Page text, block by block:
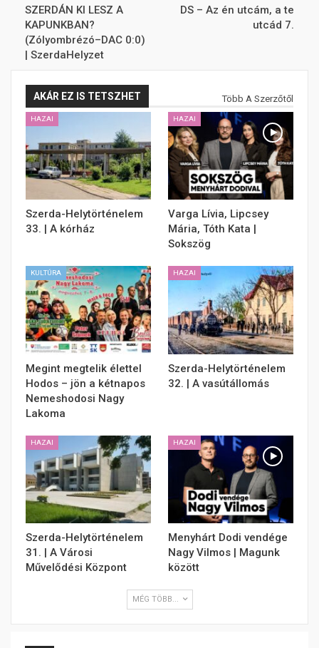
SZERDÁN KI LESZ A
KAPUNKBAN?
(Zólyombrézó–DAC 0:0)
| SzerdaHelyzet
DS – Az én utcám, a te
utcád 7.
AKÁR EZ IS TETSZHET Több A Szerzőtől
HAZAI
Szerda-Helytörténelem
33. | A kórház
HAZAI
Varga Lívia, Lipcsey
Mária, Tóth Kata |
Sokszög
KULTÚRA
Megint megtelik élettel
Hodos – jön a kétnapos
Nemeshodosi Nagy
Lakoma
HAZAI
Szerda-Helytörténelem
32. | A vasútállomás
HAZAI
Szerda-Helytörténelem
31. | A Városi
Művelődési Központ
HAZAI
Menyhárt Dodi vendége
Nagy Vilmos | Magunk
között
MÉG TÖBB...